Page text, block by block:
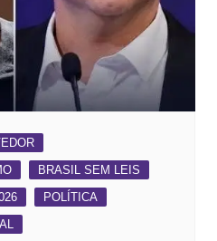
BRASIL SEM LEIS
POLÍTICA